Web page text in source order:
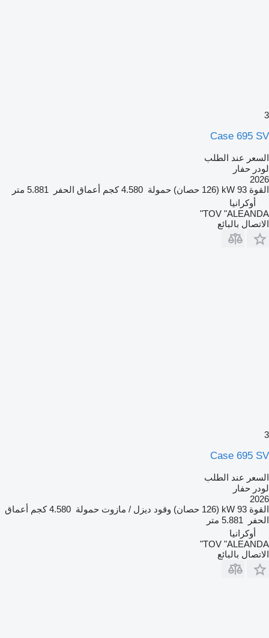
3
Case 695 SV
السعر عند الطلب
لودر حفار
2026
القوة 93 kW (126 حصان) حمولة 4.580 كجم أعماق الحفر
5.881 متر
أوكرانيا
TOV "ALEANDA"
الاتصال بالبائع
3
Case 695 SV
السعر عند الطلب
لودر حفار
2026
القوة 93 kW (126 حصان) وقود ديزل / مازوت حمولة 4.580 كجم
أعماق
الحفر
5.881 متر
أوكرانيا
TOV "ALEANDA"
الاتصال بالبائع